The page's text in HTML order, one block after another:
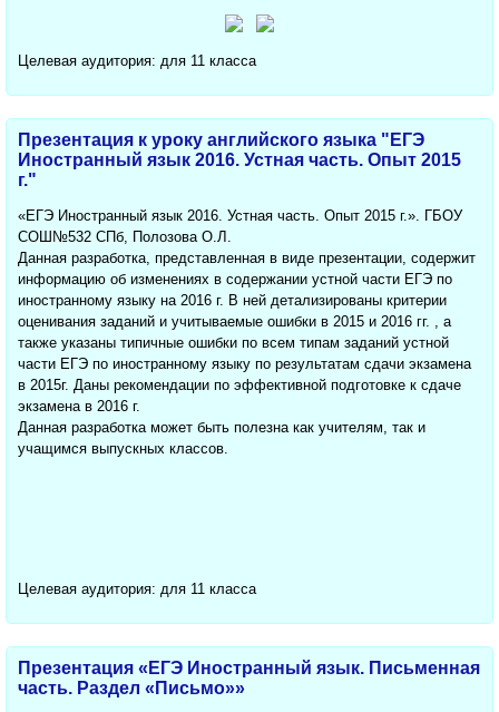
Целевая аудитория: для 11 класса
Презентация к уроку английского языка "ЕГЭ
Иностранный язык 2016. Устная часть. Опыт 2015
г."
«ЕГЭ Иностранный язык 2016. Устная часть. Опыт 2015 г.». ГБОУ
СОШ№532 СПб, Полозова О.Л.
Данная разработка, представленная в виде презентации, содержит
информацию об изменениях в содержании устной части ЕГЭ по
иностранному языку на 2016 г. В ней детализированы критерии
оценивания заданий и учитываемые ошибки в 2015 и 2016 гг. , а
также указаны типичные ошибки по всем типам заданий устной
части ЕГЭ по иностранному языку по результатам сдачи экзамена
в 2015г. Даны рекомендации по эффективной подготовке к сдаче
экзамена в 2016 г.
Данная разработка может быть полезна как учителям, так и
учащимся выпускных классов.
Целевая аудитория: для 11 класса
Презентация «ЕГЭ Иностранный язык. Письменная
часть. Раздел «Письмо»»